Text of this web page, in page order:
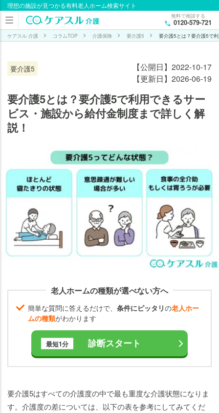
理想の施設が見つかる有料老人ホーム検索サイト
無料で相談する
0120-579-721
ケアスル 介護 コラムTOP 介護保険 要介護5 要介護5とは？要介護5で
要介護5
【公開日】2022-10-17
【更新日】2026-06-19
要介護5とは？要介護5で利用できるサー
ビス・施設から給付金制度まで詳しく解
説！
老人ホームの種類が選べない方へ
簡単な質問に答えるだけで、 条件にピッタリの老人ホー
ムの種類がわかります
最短1分 診断スタート
要介護5はすべての介護度の中で最も重度な介護状態になりま
す。介護度の差については、以下の表を参考にしてみてくだ
目次
要介
護5
態と
は？
要介護
5の方
が入居
スル 介
護 独自
調査レ
ポート
2026】
要
の
の
入
居
験
談
要介
護5